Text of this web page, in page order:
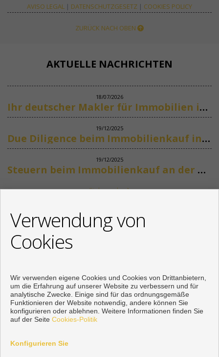
AVISO LEGAL | DATENSCHUTZGESETZ | COOKIES POLICY
ZURÜCK NACH OBEN
AKTUELLE NACHRICHTEN
18/07/2026
Ihr deutscher Makler für Immobilien in Marbella
19/12/2025
Due Diligence beim Immobilienkauf in Spanien
19/12/2025
Steuern beim Immobilienkauf an der Costa del Sol
Siehe mehr
+34 622318266
info@mikenaumannimmobilien.com
Von Montag bis Freitag : 10:00 - 18:00
Verwendung von
Cookies
Wir verwenden eigene Cookies und Cookies von Drittanbietern,
um die Erfahrung auf unserer Website zu verbessern und für
analytische Zwecke. Einige sind für das ordnungsgemäße
Funktionieren der Website notwendig, andere können Sie
konfigurieren oder ablehnen. Weitere Informationen finden Sie
auf der Seite Cookies-Politik
Konfigurieren Sie